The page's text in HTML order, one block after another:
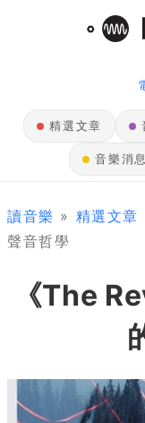
精選文章
音樂消息
讀音樂 » 精選文章
聲音哲學
《The